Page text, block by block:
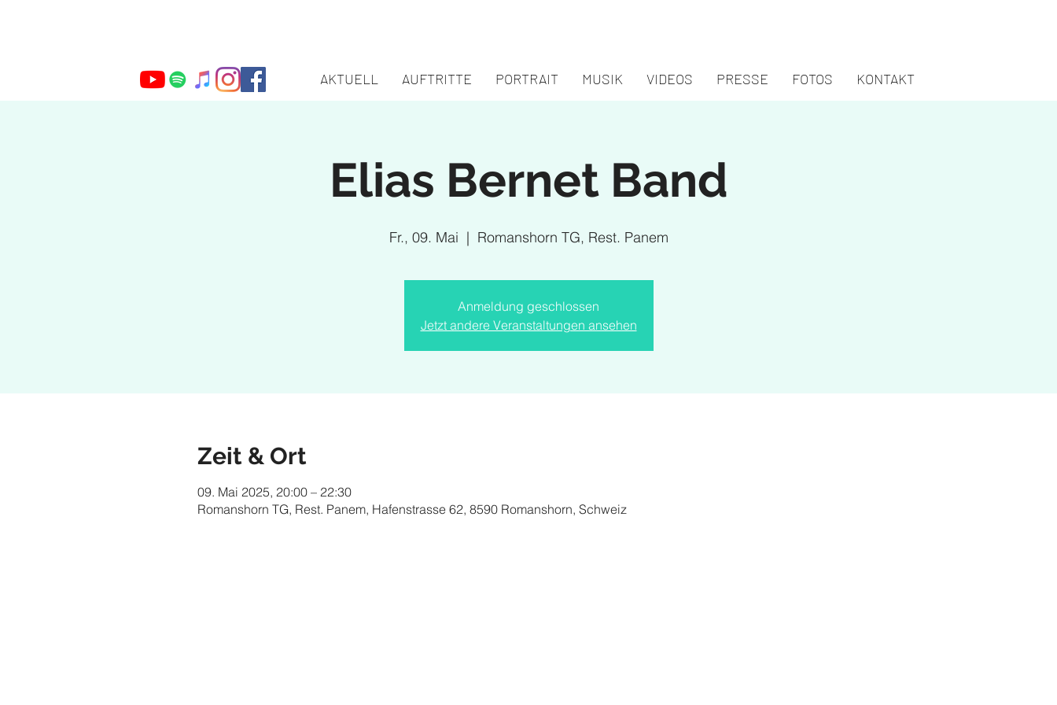
Webmaster Login AKTUELL AUFTRITTE PORTRAIT MUSIK VIDEOS PRESSE FOTOS KONTAKT
Elias Bernet Band
Fr., 09. Mai
  |
Romanshorn TG, Rest. Panem
Anmeldung geschlossen
Jetzt andere Veranstaltungen ansehen
Zeit & Ort
09. Mai 2025, 20:00 – 22:30
Romanshorn TG, Rest. Panem, Hafenstrasse 62, 8590 Romanshorn, Schweiz